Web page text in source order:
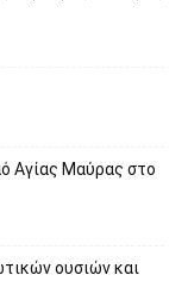
Αγίας Μαύρας στο
ουσιών και